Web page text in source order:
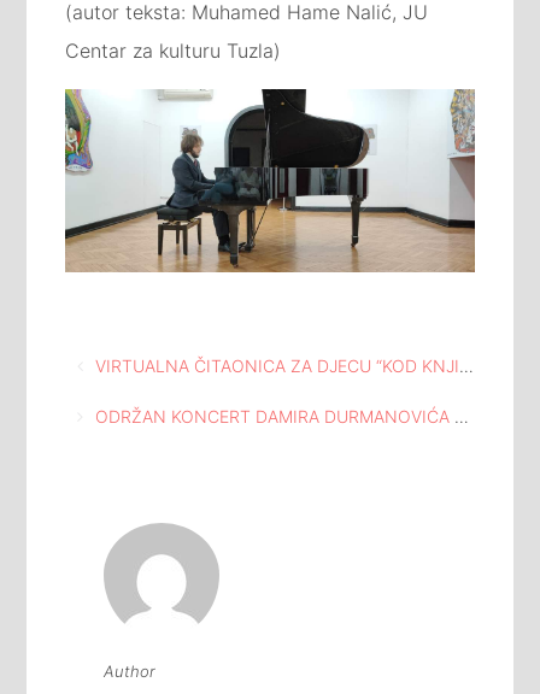
(autor teksta: Muhamed Hame Nalić, JU
Centar za kulturu Tuzla)
Navigacija
članaka
VIRTUALNA ČITAONICA ZA DJECU “KOD KNJIGOSAURA”
ODRŽAN KONCERT DAMIRA DURMANOVIĆA (KLAVIR) U MEĐUNARODNOJ GALERIJI PORTRETA TUZLA
Author